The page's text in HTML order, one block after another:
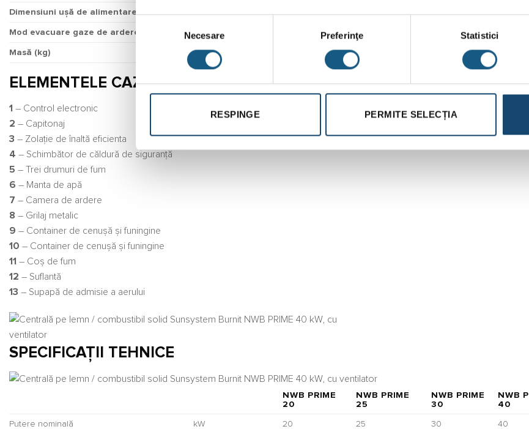
consimțământului
Necesare Preferinţe Statistici
RESPINGE PERMITE SELECȚIA
Dimensiuni ușă de alimentare (mmxmm)
Mod evacuare gaze de ardere
Masă (kg)
ELEMENTELE CAZANULUI NWB PRIME:
1 – Control electronic
2 – Capitonaj
3 – Zolație de înaltă eficienta
4 – Schimbător de căldură de siguranță
5 – Trei drumuri de fum
6 – Manta de apă
7 – Camera de ardere
8 – Grilaj metalic
9 – Container de cenușă și funingine
10 – Container de cenușă și funingine
11 – Coş de fum
12 – Suflantă
13 – Supapă de admisie a aerului
SPECIFICAȚII TEHNICE
NWB PRIME
20
NWB PRIME
25
NWB PRIME
30
NWB
40
Putere nominală kW 20 25 30 40